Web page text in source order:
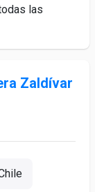
las
Zaldívar